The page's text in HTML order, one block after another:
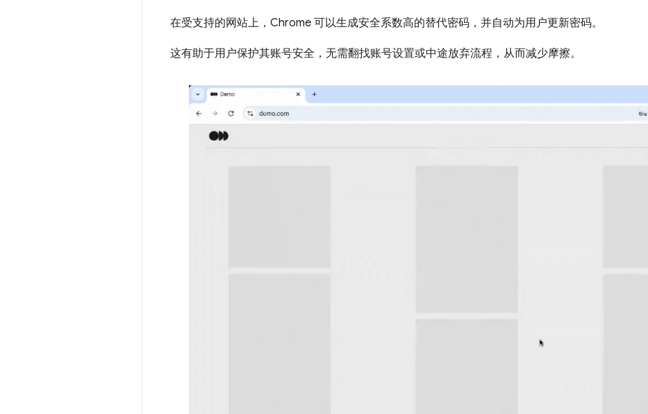
在受支持的网站上，Chrome 可以生成安全系数高的替代密码，并自动为用户更新密码。
这有助于用户保护其账号安全，无需翻找账号设置或中途放弃流程，从而减少摩擦。